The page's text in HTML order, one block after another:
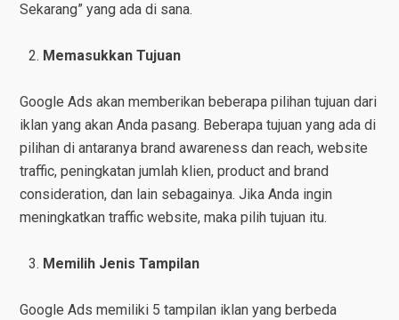
Sekarang” yang ada di sana.
Memasukkan Tujuan
Google Ads akan memberikan beberapa pilihan tujuan dari
iklan yang akan Anda pasang. Beberapa tujuan yang ada di
pilihan di antaranya brand awareness dan reach, website
traffic, peningkatan jumlah klien, product and brand
consideration, dan lain sebagainya. Jika Anda ingin
meningkatkan traffic website, maka pilih tujuan itu.
Memilih Jenis Tampilan
Google Ads memiliki 5 tampilan iklan yang berbeda